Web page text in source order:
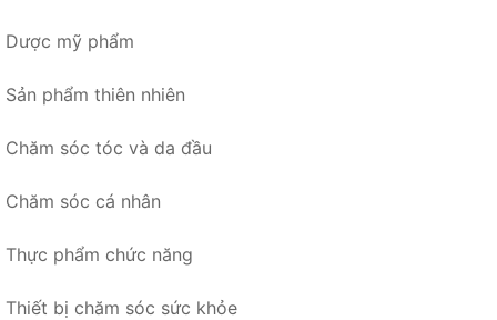
Dược mỹ phẩm
Sản phẩm thiên nhiên
Chăm sóc tóc và da đầu
Chăm sóc cá nhân
Thực phẩm chức năng
Thiết bị chăm sóc sức khỏe